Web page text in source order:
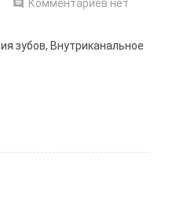
Комментариев нет